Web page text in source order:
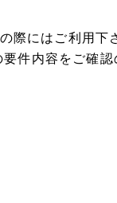
際にはご利用下
件内容をご確